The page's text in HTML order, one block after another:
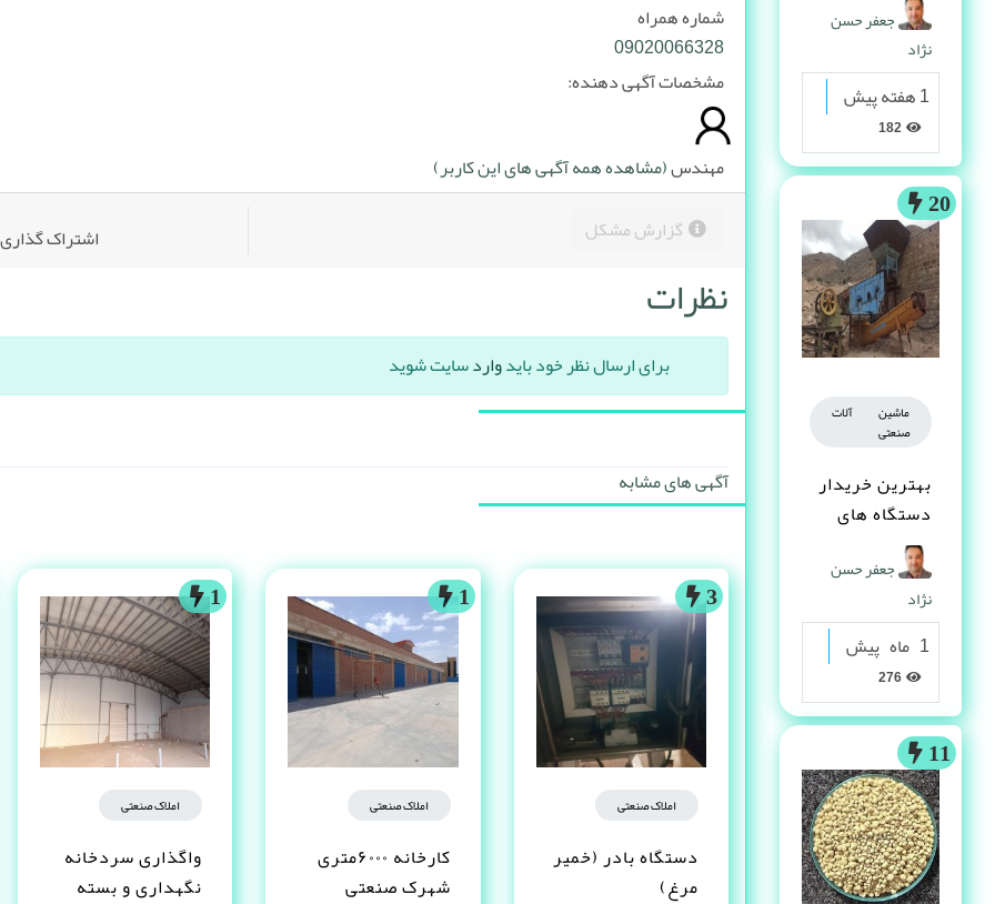
جعفر حسن
نژاد
1 هفته پیش
20
ماشین آلات
صنعتی
بهترین خریدار
دستگاه های
دست دوم
صنعتی کیست ؟
جعفر حسن
نژاد
1 ماه پیش
11
شماره همراه
09020066328
مشخصات آگهی دهنده:
مهندس(مشاهده همه آگهی های این کاربر)
گزارش مشکل اشتراک
نظرات
برای ارسال نظر خود بایدواردسایت شوید
آگهی های مشابه
3
املاک صنعتی
دستگاه بادر (خمیر
مرغ)
1
املاک صنعتی
کارخانه ۶۰۰۰متری
شهرک صنعتی
1
املاک صنعتی
واگذاری سردخانه
نگهداری و بسته